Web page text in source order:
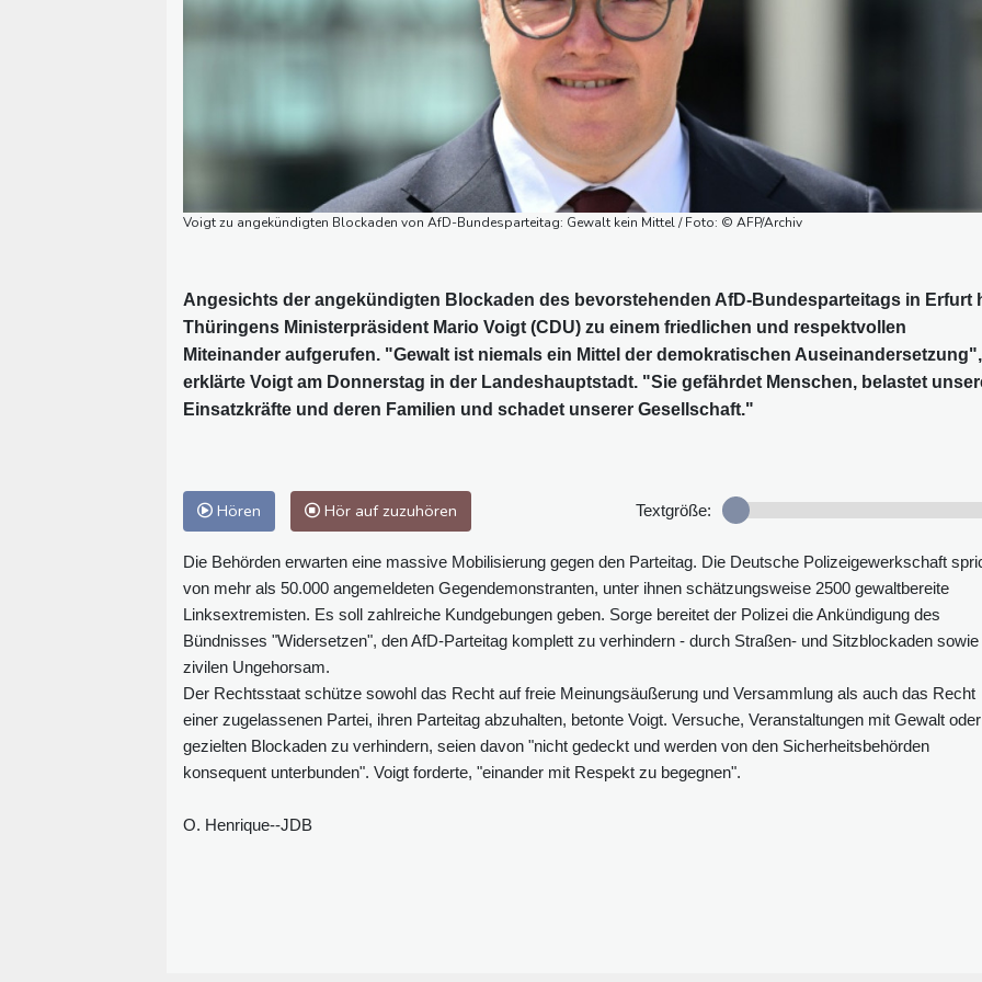
Voigt zu angekündigten Blockaden von AfD-Bundesparteitag: Gewalt kein Mittel / Foto: © AFP/Archiv
Angesichts der angekündigten Blockaden des bevorstehenden AfD-Bundesparteitags in Erfurt
Thüringens Ministerpräsident Mario Voigt (CDU) zu einem friedlichen und respektvollen
Miteinander aufgerufen. "Gewalt ist niemals ein Mittel der demokratischen Auseinandersetzung",
erklärte Voigt am Donnerstag in der Landeshauptstadt. "Sie gefährdet Menschen, belastet
Einsatzkräfte und deren Familien und schadet unserer Gesellschaft."
Hören Hör auf zuzuhören Textgröße:
Die Behörden erwarten eine massive Mobilisierung gegen den Parteitag. Die Deutsche Polizeigewerkschaft
von mehr als 50.000 angemeldeten Gegendemonstranten, unter ihnen schätzungsweise 2500 gewaltbereite
Linksextremisten. Es soll zahlreiche Kundgebungen geben. Sorge bereitet der Polizei die Ankündigung des
Bündnisses "Widersetzen", den AfD-Parteitag komplett zu verhindern - durch Straßen- und Sitzblockaden sowie
zivilen Ungehorsam.
Der Rechtsstaat schütze sowohl das Recht auf freie Meinungsäußerung und Versammlung als auch das Recht
einer zugelassenen Partei, ihren Parteitag abzuhalten, betonte Voigt. Versuche, Veranstaltungen mit Gewalt oder
gezielten Blockaden zu verhindern, seien davon "nicht gedeckt und werden von den Sicherheitsbehörden
konsequent unterbunden". Voigt forderte, "einander mit Respekt zu begegnen".
O. Henrique--JDB